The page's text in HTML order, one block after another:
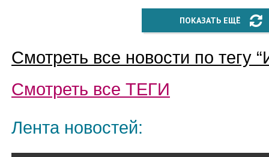
ПОКАЗАТЬ ЕЩЁ
Смотреть все новости по тегу “
Смотреть все ТЕГИ
Лента новостей: